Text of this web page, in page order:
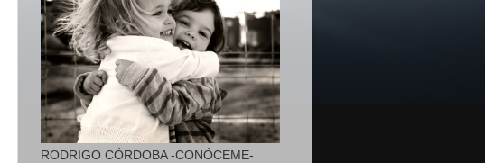
RODRIGO CÓRDOBA -CONÓCEME-